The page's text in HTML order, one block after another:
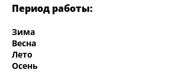
Период работы:
Зима
Весна
Лето
Осень